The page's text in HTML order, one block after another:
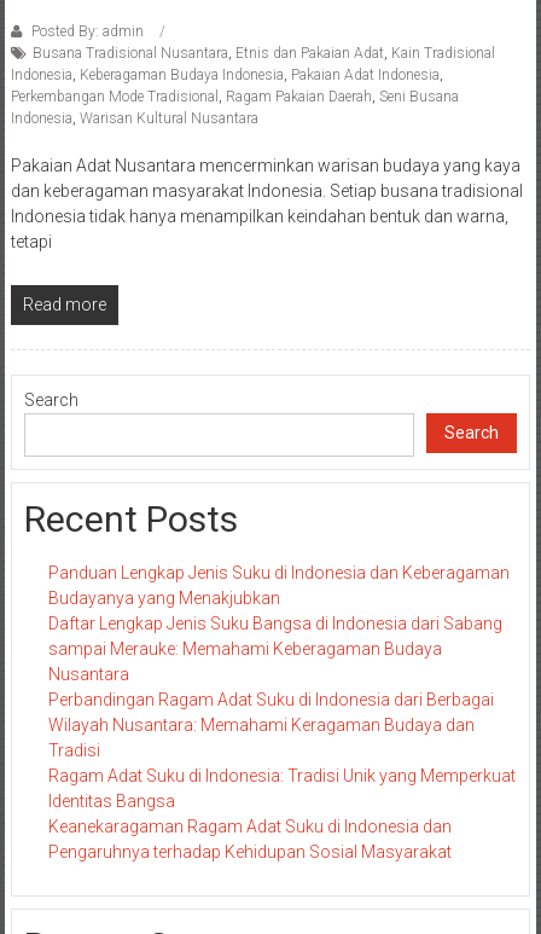
Posted By: admin
Busana Tradisional Nusantara Etnis dan Pakaian Adat Kain Tradisional
Indonesia Keberagaman Budaya Indonesia Pakaian Adat Indonesia
Perkembangan Mode Tradisional
Ragam Pakaian Daerah Seni Busana
Indonesia Warisan Kultural Nusantara
Pakaian Adat Nusantara mencerminkan warisan budaya yang kaya
dan keberagaman masyarakat Indonesia. Setiap busana tradisional
Indonesia tidak hanya menampilkan keindahan bentuk dan warna,
tetapi
Read more
Search
Search
Recent Posts
Panduan Lengkap Jenis Suku di Indonesia dan Keberagaman
Budayanya yang Menakjubkan
Daftar Lengkap Jenis Suku Bangsa di Indonesia dari Sabang
sampai Merauke: Memahami Keberagaman Budaya
Nusantara
Perbandingan Ragam Adat Suku di Indonesia dari Berbagai
Wilayah Nusantara: Memahami Keragaman Budaya dan
Tradisi
Ragam Adat Suku di Indonesia: Tradisi Unik yang Memperkuat
Identitas Bangsa
Keanekaragaman Ragam Adat Suku di Indonesia dan
Pengaruhnya terhadap Kehidupan Sosial Masyarakat